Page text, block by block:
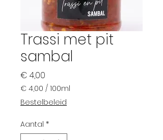
Trassi met pit
sambal
€ 4,00
€ 4,00 / 100ml
€ 4,00
per
Milliliters
Bestelbeleid
Aantal *